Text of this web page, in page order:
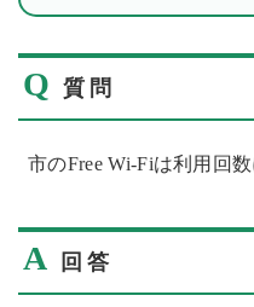
Q 質問
市のFree Wi-Fiは利用回
A 回答